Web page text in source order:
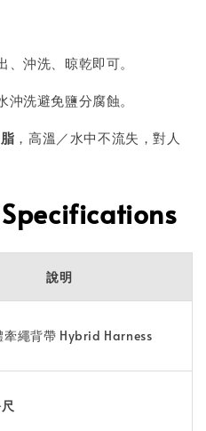
沖洗、晾乾即可。
洗避免鹽分腐蝕。
，高溫／水中不流失，對人
說明
牽繩背帶 Hybrid Harness